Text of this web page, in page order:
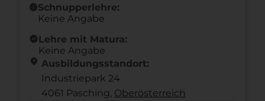
infoSchnupperlehre:
Keine Angabe
new_releasesLehre mit Matura:
Keine Angabe
location_on Ausbildungsstandort:
Industriepark 24
4061 Pasching, Ober­österreich